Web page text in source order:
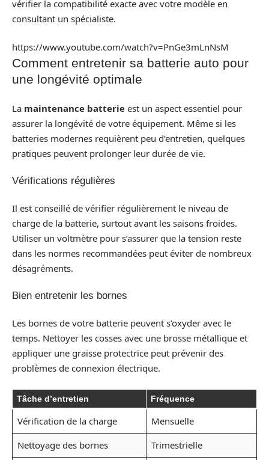
vérifier la compatibilité exacte avec votre modèle en
consultant un spécialiste.
https://www.youtube.com/watch?v=PnGe3mLnNsM
Comment entretenir sa batterie auto pour
une longévité optimale
La maintenance batterie est un aspect essentiel pour
assurer la longévité de votre équipement. Même si les
batteries modernes requièrent peu d’entretien, quelques
pratiques peuvent prolonger leur durée de vie.
Vérifications régulières
Il est conseillé de vérifier régulièrement le niveau de
charge de la batterie, surtout avant les saisons froides.
Utiliser un voltmètre pour s’assurer que la tension reste
dans les normes recommandées peut éviter de nombreux
désagréments.
Bien entretenir les bornes
Les bornes de votre batterie peuvent s’oxyder avec le
temps. Nettoyer les cosses avec une brosse métallique et
appliquer une graisse protectrice peut prévenir des
problèmes de connexion électrique.
Tâche d’entretien Fréquence
Vérification de la charge
Mensuelle
Nettoyage des bornes
Trimestrielle